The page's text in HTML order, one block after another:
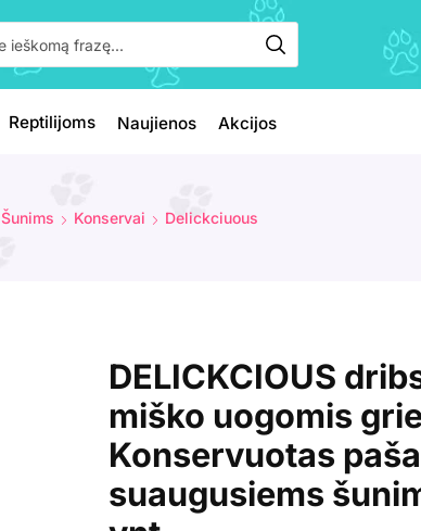
Reptilijoms Naujienos Akcijos
Šunims Konservai Delickciuous
DELICKCIOUS
miško uogomis
Konservuotas
suaugusiems